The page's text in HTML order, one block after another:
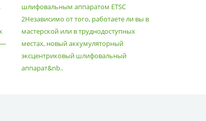
—
шлифовальным аппаратом ETSC
2Независимо от того, работаете ли вы в
мастерской или в труднодоступных
местах, новый аккумуляторный
эксцентриковый шлифовальный
аппарат&nb..